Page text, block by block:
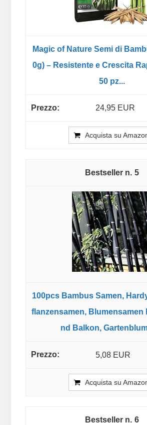
Magic of Nature Semi di
0g) – Resistente e Crescita
50 pz...
24,95 EUR
Acquista su
5
100pcs Bambus Samen,
flanzensamen, Blumensamen
nd Balkon,
5,08 EUR
Acquista su
6